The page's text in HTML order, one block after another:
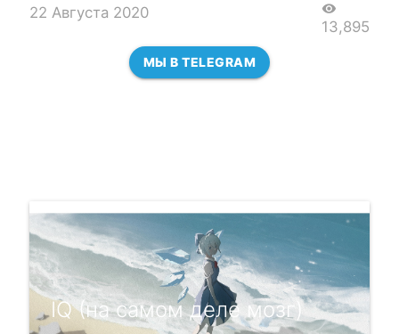
22 Августа 2020 visibility
13,895
МЫ В TELEGRAM
IQ (на самом деле мозг)